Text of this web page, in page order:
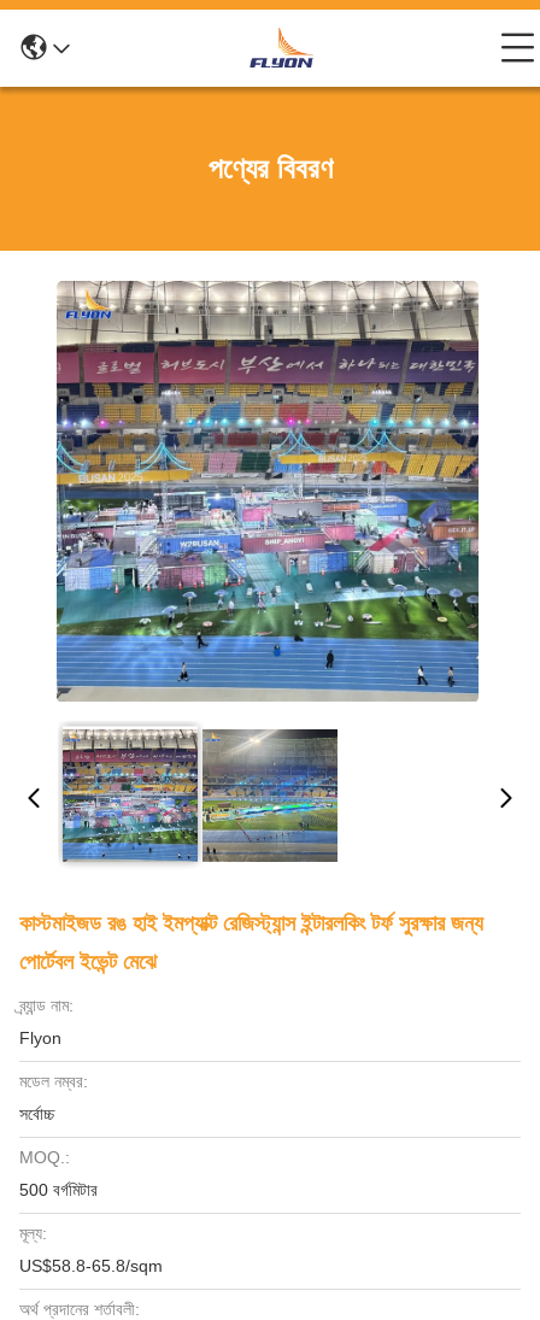
পণ্যের বিবরণ
কাস্টমাইজড রঙ হাই ইমপ্যাক্ট রেজিস্ট্যান্স ইন্টারলকিং টর্ফ সুরক্ষার জন্য
পোর্টেবল ইভেন্ট মেঝে
ব্র্যান্ড নাম:
Flyon
মডেল নম্বর:
সর্বোচ্চ
MOQ.:
500 বর্গমিটার
মূল্য:
US$58.8-65.8/sqm
অর্থ প্রদানের শর্তাবলী: